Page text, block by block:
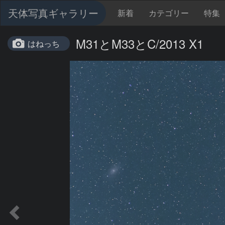
天体写真ギャラリー 新着 カテゴリー 特集
はねっち M31とM33とC/2013 X1